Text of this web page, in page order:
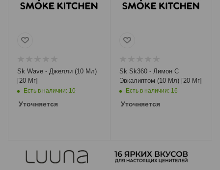
Sk Wave - Джелли (10 Мл)
[20 Мг]
Есть в наличии: 10
Уточняется
Sk Sk360 - Лимон С
Эвкалиптом (10 Мл) [20 Мг]
Есть в наличии: 16
Уточняется